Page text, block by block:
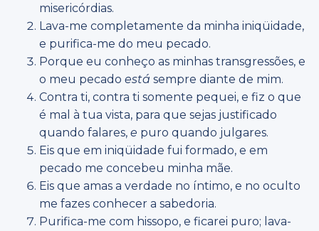
misericórdias.
Lava-me completamente da minha iniqüidade,
e purifica-me do meu pecado.
Porque eu conheço as minhas transgressões, e
o meu pecado está sempre diante de mim.
Contra ti, contra ti somente pequei, e fiz o que
é mal à tua vista, para que sejas justificado
quando falares, e puro quando julgares.
Eis que em iniqüidade fui formado, e em
pecado me concebeu minha mãe.
Eis que amas a verdade no íntimo, e no oculto
me fazes conhecer a sabedoria.
Purifica-me com hissopo, e ficarei puro; lava-